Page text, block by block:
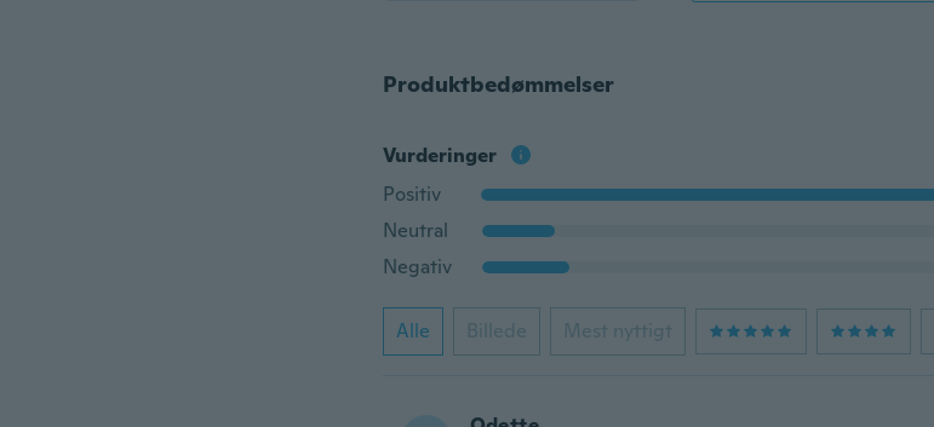
Produktbedømmelser
Vurderinger
Positiv
Neutral
Negativ
Alle Billede Mest nyttigt